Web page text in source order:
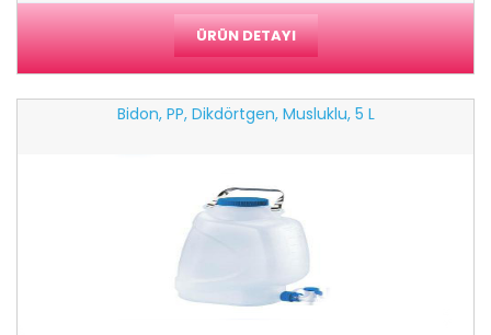
ÜRÜN DETAYI
Bidon, PP, Dikdörtgen, Musluklu, 5 L